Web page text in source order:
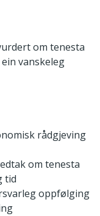
om tenesta
vanskeleg
rådgjeving
om tenesta
tid
oppfølging